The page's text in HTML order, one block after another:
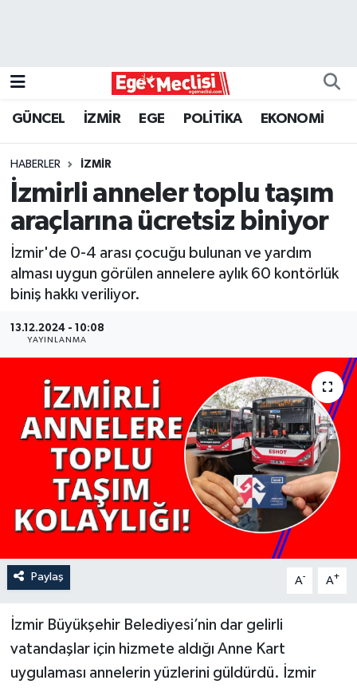
GÜNCEL İZMİR EGE POLİTİKA EKONOMİ
HABERLER İZMİR
İzmirli anneler toplu taşım
araçlarına ücretsiz biniyor
İzmir'de 0-4 arası çocuğu bulunan ve yardım
alması uygun görülen annelere aylık 60 kontörlük
biniş hakkı veriliyor.
13.12.2024 - 10:08
YAYINLANMA
Paylaş A- A+
İzmir Büyükşehir Belediyesi’nin dar gelirli
vatandaşlar için hizmete aldığı Anne Kart
uygulaması annelerin yüzlerini güldürdü. İzmir
GÜNCEL
İZMİR
ÖZEL HABER
Programlar
SPOR
YAŞAM